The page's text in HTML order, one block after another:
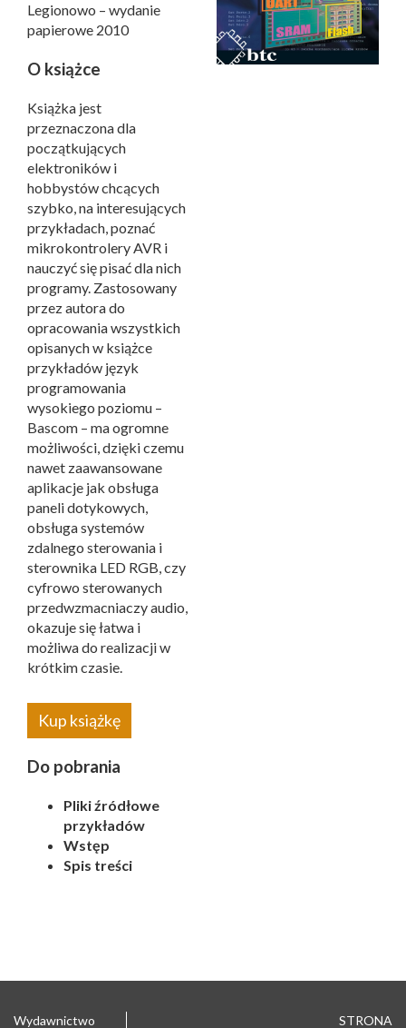
Legionowo – wydanie
papierowe 2010
O książce
Książka jest
przeznaczona dla
początkujących
elektroników i
hobbystów chcących
szybko, na interesujących
przykładach, poznać
mikrokontrolery AVR i
nauczyć się pisać dla nich
programy. Zastosowany
przez autora do
opracowania wszystkich
opisanych w książce
przykładów język
programowania
wysokiego poziomu –
Bascom – ma ogromne
możliwości, dzięki czemu
nawet zaawansowane
aplikacje jak obsługa
paneli dotykowych,
obsługa systemów
zdalnego sterowania i
sterownika LED RGB, czy
cyfrowo sterowanych
przedwzmacniaczy audio,
okazuje się łatwa i
możliwa do realizacji w
krótkim czasie.
Kup książkę
Do pobrania
Pliki źródłowe
przykładów
Wstęp
Spis treści
Wydawnictwo STRONA